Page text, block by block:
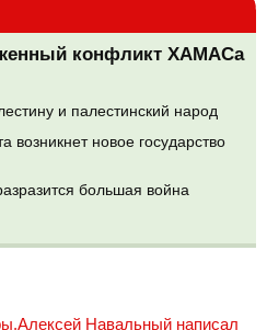
конфликт ХАМАСа
и палестинский народ
возникнет новое государство
большая война
Навальный написал